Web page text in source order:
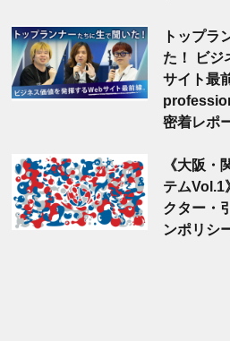
トップラ
た！ ビジ
サイト最
密着レポ
《大阪・
テムVol.1
クター・
ンポリシ